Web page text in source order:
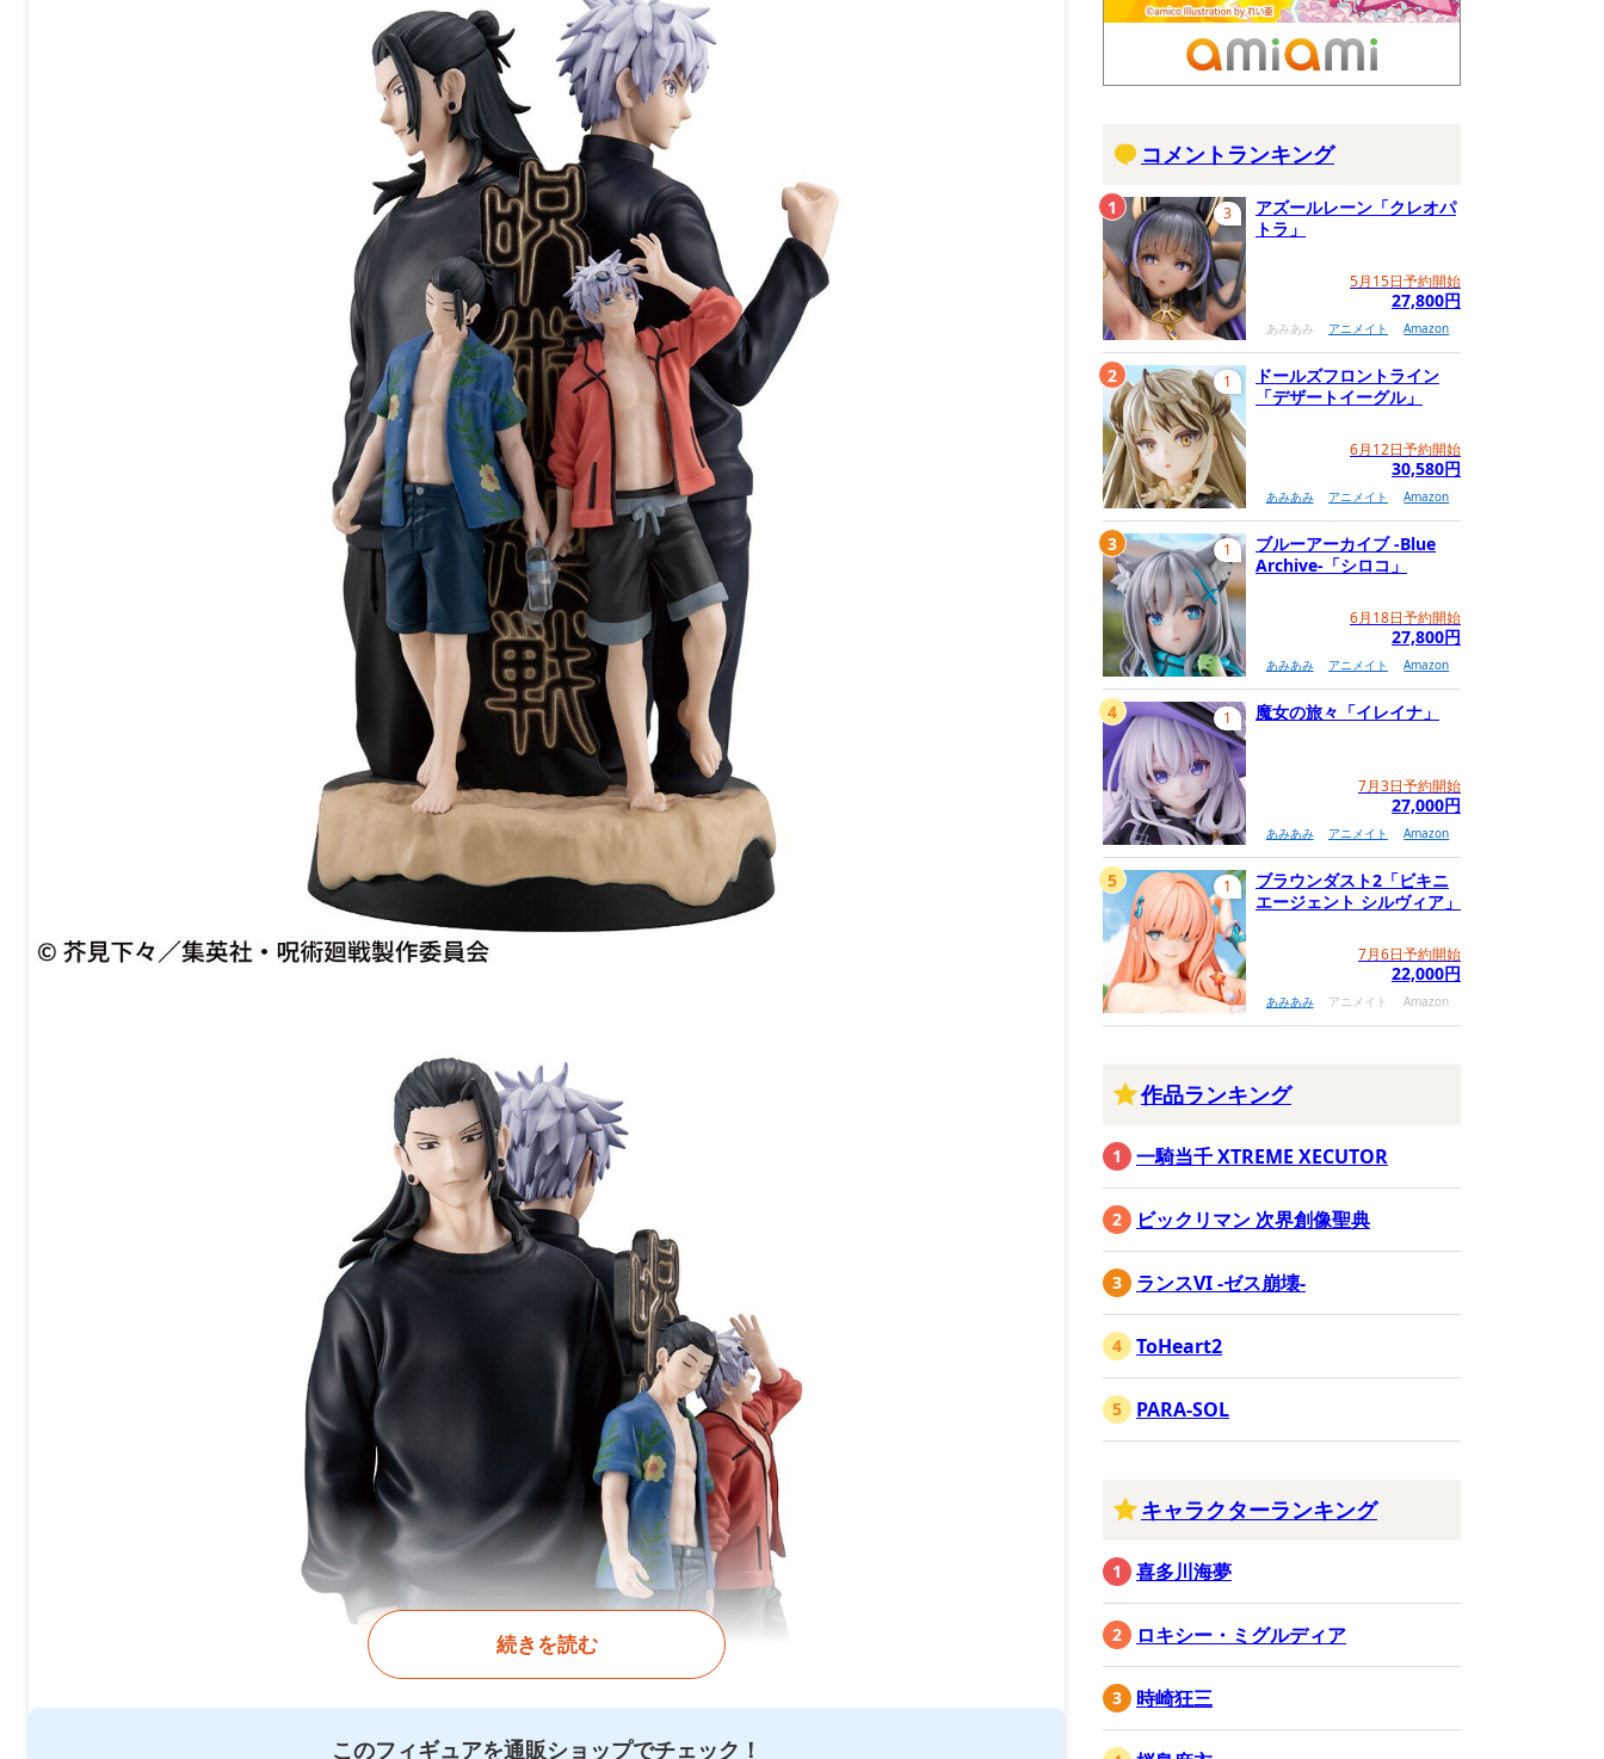
続きを読む
このフィギュアを通販ショップでチェック！
コメントランキング
アズールレーン「クレオパ
トラ」
5月15日予約開始
27,800円
あみあみ アニメイト Amazon
3
1
ドールズフロントライン
「デザートイーグル」
6月12日予約開始
30,580円
あみあみ アニメイト Amazon
1
2
ブルーアーカイブ -Blue
Archive-「シロコ」
6月18日予約開始
27,800円
あみあみ アニメイト Amazon
1
3
魔女の旅々「イレイナ」
7月3日予約開始
27,000円
あみあみ アニメイト Amazon
1
4
ブラウンダスト2「ビキニ
エージェント シルヴィア」
7月6日予約開始
22,000円
あみあみ アニメイト Amazon
1
5
作品ランキング
一騎当千 XTREME XECUTOR
ビックリマン 次界創像聖典
ランスVI -ゼス崩壊-
ToHeart2
PARA-SOL
キャラクターランキング
喜多川海夢
ロキシー・ミグルディア
時崎狂三